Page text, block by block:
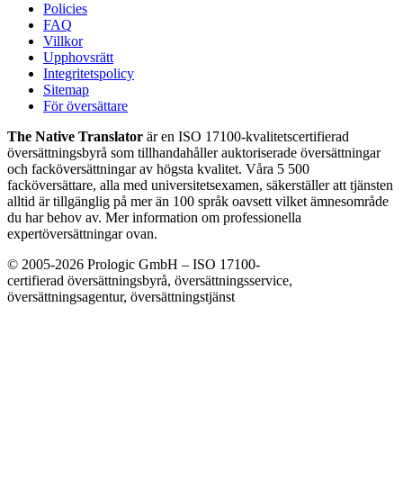
Policies
FAQ
Villkor
Upphovsrätt
Integritetspolicy
Sitemap
För översättare
The Native Translator är en ISO 17100-kvalitetscertifierad
översättningsbyrå som tillhandahåller auktoriserade översättningar
och facköversättningar av högsta kvalitet. Våra 5 500
facköversättare, alla med universitetsexamen, säkerställer att tjänsten
alltid är tillgänglig på mer än 100 språk oavsett vilket ämnesområde
du har behov av. Mer information om professionella
expertöversättningar ovan.
© 2005-2026 Prologic GmbH – ISO 17100-
certifierad översättningsbyrå, översättningsservice,
översättningsagentur, översättningstjänst